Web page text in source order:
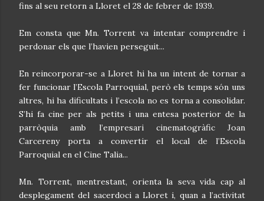
fins al seu retorn a Lloret el 28 de febrer de 1939.
Em consta que Mn. Torrent va intentar comprendre i
perdonar els que l’havien perseguit...
En reincorporar-se a Lloret hi ha un intent de tornar a
fer funcionar l’Escola Parroquial, però els temps són uns
altres, hi ha dificultats i l’escola no es torna a consolidar.
S’hi fa cine per als petits i una entesa posterior de la
parròquia amb l’empresari cinematogràfic Joan
Carcereny porta a convertir el local de l’Escola
Parroquial en el Cine Talia...
Mn. Torrent, mentrestant, orienta la seva vida cap al
desplegament del sacerdoci a Lloret i, quan a l’activitat